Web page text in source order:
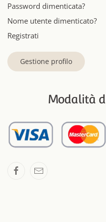
Password dimenticata?
Nome utente dimenticato?
Registrati
Gestione profilo
Modalità